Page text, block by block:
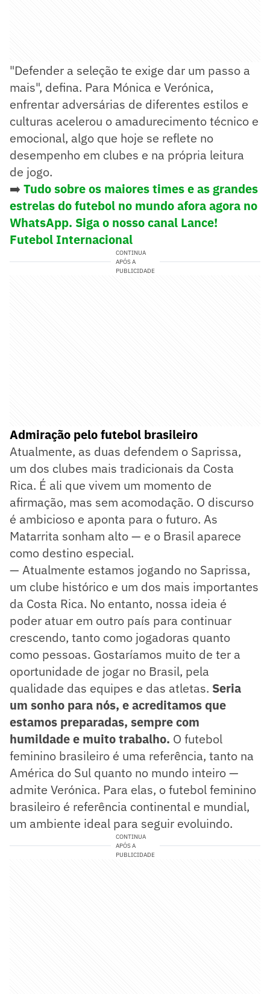
"Defender a seleção te exige dar um passo a
mais", defina. Para Mónica e Verónica,
enfrentar adversárias de diferentes estilos e
culturas acelerou o amadurecimento técnico e
emocional, algo que hoje se reflete no
desempenho em clubes e na própria leitura
de jogo.
➡️ Tudo sobre os maiores times e as grandes
estrelas do futebol no mundo afora agora no
WhatsApp. Siga o nosso canal Lance!
Futebol Internacional
CONTINUA
APÓS A
PUBLICIDADE
Admiração pelo futebol brasileiro
Atualmente, as duas defendem o Saprissa,
um dos clubes mais tradicionais da Costa
Rica. É ali que vivem um momento de
afirmação, mas sem acomodação. O discurso
é ambicioso e aponta para o futuro. As
Matarrita sonham alto — e o Brasil aparece
como destino especial.
— Atualmente estamos jogando no Saprissa,
um clube histórico e um dos mais importantes
da Costa Rica. No entanto, nossa ideia é
poder atuar em outro país para continuar
crescendo, tanto como jogadoras quanto
como pessoas. Gostaríamos muito de ter a
oportunidade de jogar no Brasil, pela
qualidade das equipes e das atletas. Seria
um sonho para nós, e acreditamos que
estamos preparadas, sempre com
humildade e muito trabalho. O futebol
feminino brasileiro é uma referência, tanto na
América do Sul quanto no mundo inteiro —
admite Verónica. Para elas, o futebol feminino
brasileiro é referência continental e mundial,
um ambiente ideal para seguir evoluindo.
CONTINUA
APÓS A
PUBLICIDADE